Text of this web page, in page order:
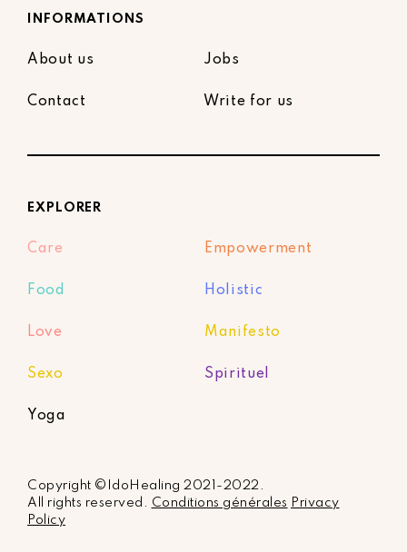
INFORMATIONS
About us Jobs
Contact Write for us
EXPLORER
Care Empowerment
Food Holistic
Love Manifesto
Sexo Spirituel
Yoga
Copyright ©IdoHealing 2021-2022.
All rights reserved. Conditions générales Privacy
Policy